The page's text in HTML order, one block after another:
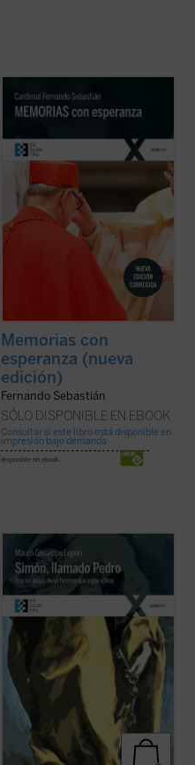
años pasados tenemos la obligación de
ayudar a los más jóvenes a conocer la
demasiadas tensiones, demasiados
rechazos, ...(ver ficha)
Memorias con
esperanza (nueva
edición)
Fernando Sebastián
SÓLO DISPONIBLE EN EBOOK
Consultar si este libro está disponible en
impresión bajo demanda
disponible en ebook:
sencilla, profunda y apasionada de la vida
de san Pedro desde que conoció a Jesús y,
dejándolo todo, lo siguió, hasta su último
Lepori nos ...